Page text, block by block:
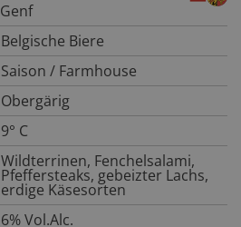
Genf
Belgische Biere
Saison / Farmhouse
Obergärig
9° C
Wildterrinen, Fenchelsalami,
Pfeffersteaks, gebeizter Lachs,
erdige Käsesorten
6% Vol.Alc.